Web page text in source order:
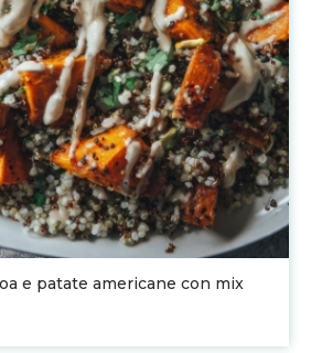
e patate americane con mix